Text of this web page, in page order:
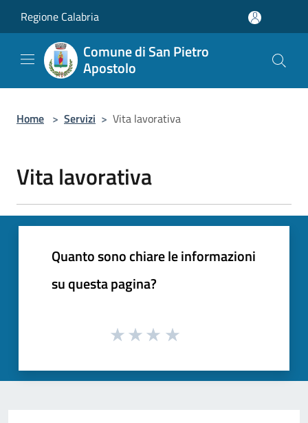
Regione Calabria
Comune di San Pietro
Apostolo
Home > Servizi > Vita lavorativa
Vita lavorativa
Quanto sono chiare le informazioni
su questa pagina?